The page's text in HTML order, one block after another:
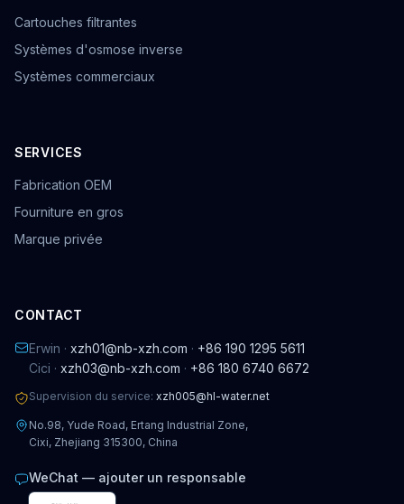
Cartouches filtrantes
Systèmes d'osmose inverse
Systèmes commerciaux
SERVICES
Fabrication OEM
Fourniture en gros
Marque privée
CONTACT
Erwin · xzh01@nb-xzh.com · +86 190 1295 5611
Cici · xzh03@nb-xzh.com · +86 180 6740 6672
Supervision du service: xzh005@hl-water.net
No.98, Yude Road, Ertang Industrial Zone,
Cixi, Zhejiang 315300, China
WeChat — ajouter un responsable